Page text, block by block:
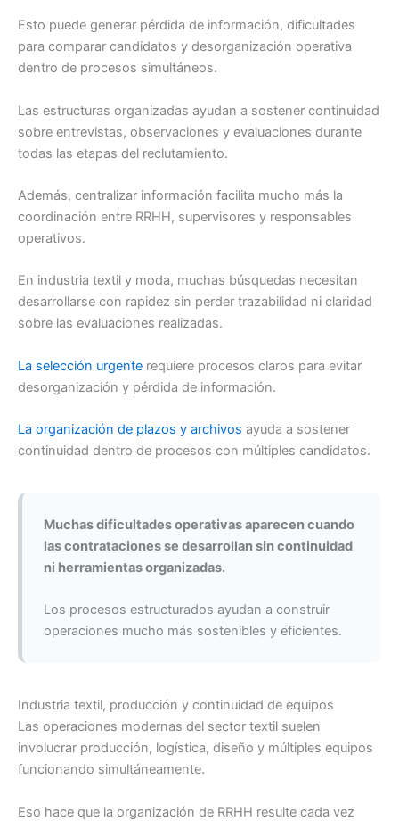
Esto puede generar pérdida de información, dificultades
para comparar candidatos y desorganización operativa
dentro de procesos simultáneos.
Las estructuras organizadas ayudan a sostener continuidad
sobre entrevistas, observaciones y evaluaciones durante
todas las etapas del reclutamiento.
Además, centralizar información facilita mucho más la
coordinación entre RRHH, supervisores y responsables
operativos.
En industria textil y moda, muchas búsquedas necesitan
desarrollarse con rapidez sin perder trazabilidad ni claridad
sobre las evaluaciones realizadas.
La selección urgente requiere procesos claros para evitar
desorganización y pérdida de información.
La organización de plazos y archivos ayuda a sostener
continuidad dentro de procesos con múltiples candidatos.
Muchas dificultades operativas aparecen cuando
las contrataciones se desarrollan sin continuidad
ni herramientas organizadas.
Los procesos estructurados ayudan a construir
operaciones mucho más sostenibles y eficientes.
Industria textil, producción y continuidad de equipos
Las operaciones modernas del sector textil suelen
involucrar producción, logística, diseño y múltiples equipos
funcionando simultáneamente.
Eso hace que la organización de RRHH resulte cada vez